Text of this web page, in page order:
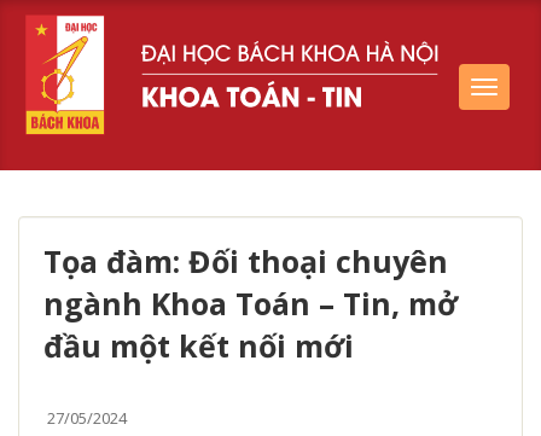
Toggle
Tọa đàm: Đối thoại chuyên
ngành Khoa Toán – Tin, mở
đầu một kết nối mới
27/05/2024